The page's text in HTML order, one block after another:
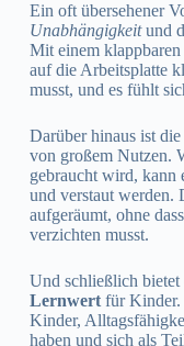
Ein oft übersehener
Unabhängigkeitund
Mit einem
auf die Arbeitsplatte
musst, und es fühlt
Darüber hinaus ist
von großem Nutzen.
gebraucht wird, kann
und verstaut werden.
aufgeräumt, ohne
verzichten musst.
Und schließlich
Lernwertfür Kinder.
Kinder,
haben und sich als